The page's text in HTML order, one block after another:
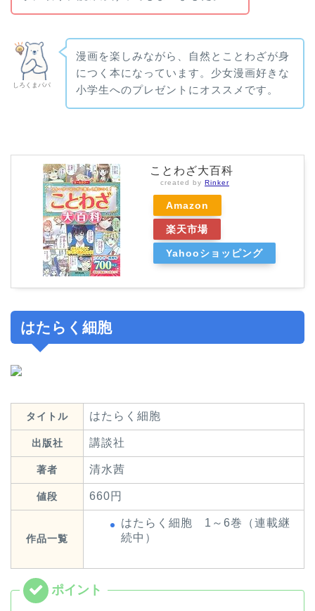
しろくまパパ
漫画を楽しみながら、自然とことわざが身
につく本になっています。少女漫画好きな
小学生へのプレゼントにオススメです。
ことわざ大百科
created by Rinker
Amazon
楽天市場
Yahooショッピング
はたらく細胞
タイトル はたらく細胞
出版社 講談社
著者 清水茜
値段 660円
作品一覧
はたらく細胞 1～6巻（連載継
続中）